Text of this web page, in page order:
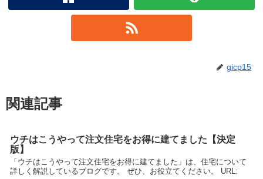
gicp15
関連記事
ウチはこうやって注文住宅をお得に建てました【決定
版】
「ウチはこうやって注文住宅をお得に建てました」は、住宅について
詳しく解説しているブログです。 ぜひ、お役立てください。 URL: